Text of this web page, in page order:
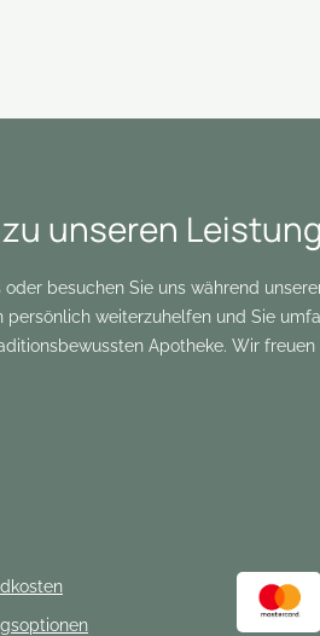
unseren
oder besuchen Sie uns während
persönlich weiterzuhelfen und Sie
Apotheke. Wir freuen